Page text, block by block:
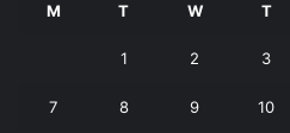
M T W T
1 2 3
7 8 9 10